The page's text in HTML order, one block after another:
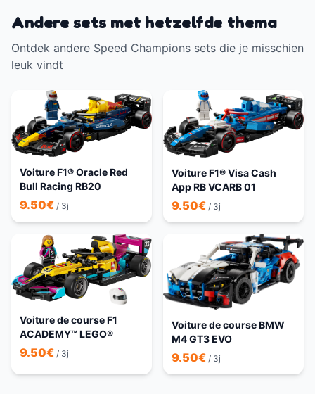
Andere sets met hetzelfde thema
Ontdek andere Speed Champions sets die je misschien
leuk vindt
Voiture F1® Oracle Red
Bull Racing RB20
9.50€ / 3j
Voiture F1® Visa Cash
App RB VCARB 01
9.50€ / 3j
Voiture de course F1
ACADEMY™ LEGO®
9.50€ / 3j
Voiture de course BMW
M4 GT3 EVO
9.50€ / 3j